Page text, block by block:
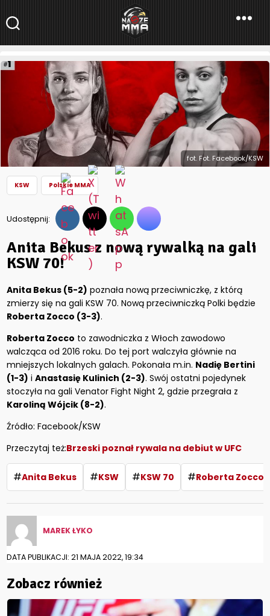
NaszeMMA
NaszeMMA.pl»Aktualności»Polskie MMA»KSW»Anita Bekus z
nową rywalką na gali KSW 70!
fot. Fot. Facebook/KSW
KSW Polskie MMA
Udostępnij:
Anita Bekus z nową rywalką na gali
KSW 70!
Anita Bekus (5-2) poznała nową przeciwniczkę, z którą
zmierzy się na gali KSW 70. Nową przeciwniczką Polki będzie
Roberta Zocco (3-3).
Roberta Zocco to zawodniczka z Włoch zawodowo
walcząca od 2016 roku. Do tej port walczyła głównie na
mniejszych lokalnych galach. Pokonała m.in. Nadię Bertini
(1-3) iAnastasię Kulinich (2-3). Swój ostatni pojedynek
stoczyła na gali Venator Fight Night 2, gdzie przegrała z
Karoliną Wójcik (8-2).
Źródło: Facebook/KSW
Przeczytaj też:Brzeski poznał rywala na debiut w UFC
#Anita Bekus #KSW #KSW 70 #Roberta Zocco
MAREK ŁYKO
DATA PUBLIKACJI: 21 MAJA 2022, 19:34
Zobacz również